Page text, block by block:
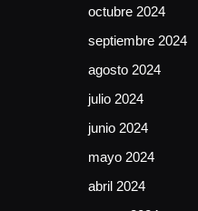
octubre 2024
septiembre 2024
agosto 2024
julio 2024
junio 2024
mayo 2024
abril 2024